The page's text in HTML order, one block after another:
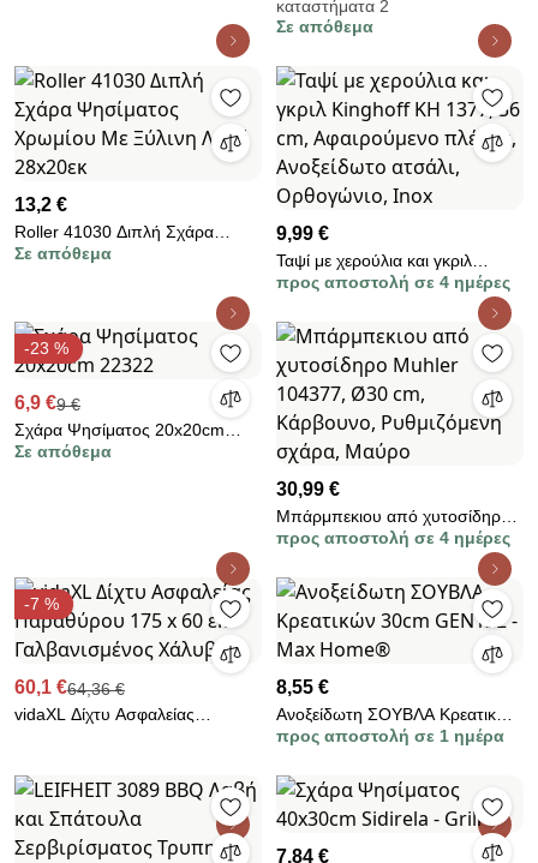
Cuisson 01-14674
καταστήματα 2
Σε απόθεμα
13,2 €
Roller 41030 Διπλή Σχάρα
Ψησίματος Χρωμίου Με Ξύλινη
Σε απόθεμα
9,99 €
Ταψί με χερούλια και γκριλ
Kinghoff KH 1377, 36 cm,
Ανοξείδωτο ατσάλι, Ορθογώνιο,
προς αποστολή σε 4 ημέρες
-23 %
6,9 €9 €
Σχάρα Ψησίματος 20x20cm
22322
Σε απόθεμα
30,99 €
Μπάρμπεκιου από χυτοσίδηρο
Muhler 104377, Ø30 cm,
Κάρβουνο, Ρυθμιζόμενη σχάρα,
Μαύρο
προς αποστολή σε 4 ημέρες
-7 %
60,1 €64,36 €
vidaXL Δίχτυ Ασφαλείας
8,55 €
Ανοξείδωτη ΣΟΥΒΛΑ Κρεατικών
30cm GEN122 - Max Home®
προς αποστολή σε 1 ημέρα
7,84 €